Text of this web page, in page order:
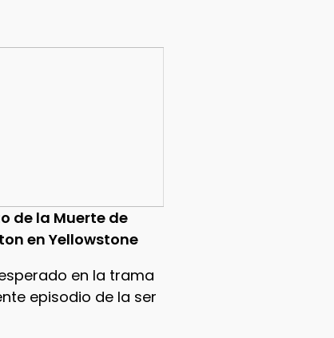
de la Muerte de
en Yellowstone
en la trama
episodio de la ser